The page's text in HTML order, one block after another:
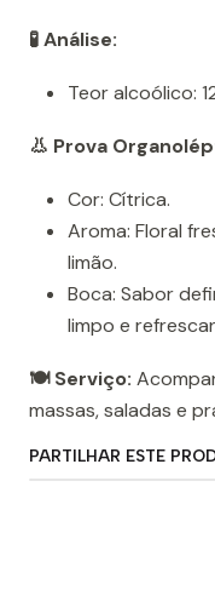
🧪 Análise:
Teor alcoólico:
👃 Prova
Cor: Cítrica.
Aroma: Floral
limão.
Boca: Sabor
limpo e
🍽️ Serviço:
massas, saladas e
PARTILHAR ESTE